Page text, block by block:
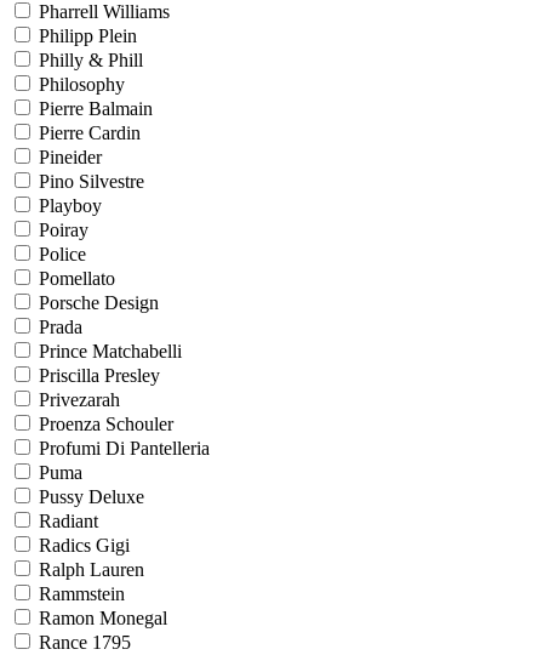
Pharrell Williams
Philipp Plein
Philly & Phill
Philosophy
Pierre Balmain
Pierre Cardin
Pineider
Pino Silvestre
Playboy
Poiray
Police
Pomellato
Porsche Design
Prada
Prince Matchabelli
Priscilla Presley
Privezarah
Proenza Schouler
Profumi Di Pantelleria
Puma
Pussy Deluxe
Radiant
Radics Gigi
Ralph Lauren
Rammstein
Ramon Monegal
Rance 1795